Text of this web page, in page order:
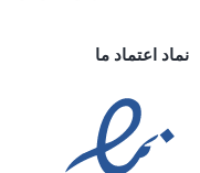
نماد اعتماد ما